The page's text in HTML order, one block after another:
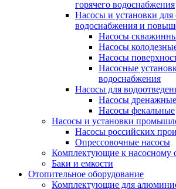
горячего водоснабжения
Насосы и установки для
водоснабжения и
Насосы
Насосы
Насосы
Насосные
водоснабжения
Насосы для
Насосы дренажные
Насосы фекальные
Насосы и установки
Насосы российских
Опрессовочные насосы
Комплектующие к насосному
Баки и емкости
Отопительное оборудование
Комплектующие для